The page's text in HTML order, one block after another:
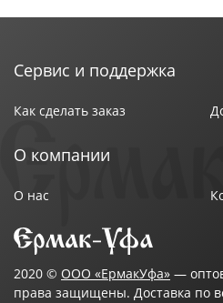
Сервис и поддержка
Как сделать заказ
О компании
О нас
2020 © ООО «ЕрмакУфа» —
права защищены. Доставка по